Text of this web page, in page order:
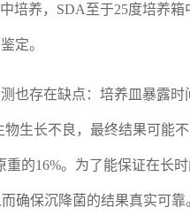
培养，SDA至于25度培养箱
定。
也存在缺点：培养皿暴露时
生长不良，最终结果可能
的16%。为了能保证在长时
确保沉降菌的结果真实可靠